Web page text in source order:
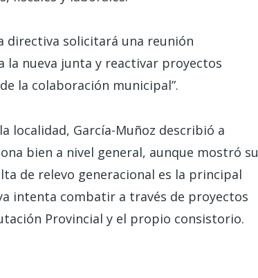
directiva solicitará una reunión
nueva junta y reactivar proyectos
la colaboración municipal”.
localidad, García-Muñoz describió a
bien a nivel general, aunque mostró su
de relevo generacional es la principal
intenta combatir a través de proyectos
Provincial y el propio consistorio.